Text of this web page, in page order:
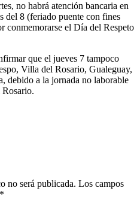
no habrá atención bancaria en
del 8 (feriado puente con fines
conmemorarse el Día del Respeto
que el jueves 7 tampoco
Villa del Rosario, Gualeguay,
debido a la jornada no laborable
no será publicada. Los campos
*